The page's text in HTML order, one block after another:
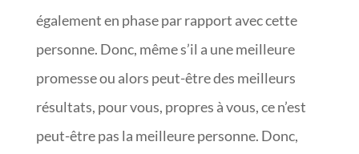
également en phase par rapport avec cette
personne. Donc, même s’il a une meilleure
promesse ou alors peut-être des meilleurs
résultats, pour vous, propres à vous, ce n’est
peut-être pas la meilleure personne. Donc,